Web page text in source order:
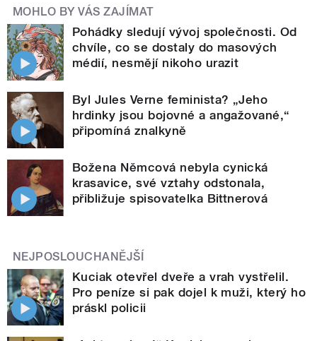
MOHLO BY VÁS ZAJÍMAT
Pohádky sledují vývoj společnosti. Od
chvíle, co se dostaly do masových
médií, nesmějí nikoho urazit
Byl Jules Verne feminista? „Jeho
hrdinky jsou bojovné a angažované,“
připomíná znalkyně
Božena Němcová nebyla cynická
krasavice, své vztahy odstonala,
přibližuje spisovatelka Bittnerová
NEJPOSLOUCHANĚJŠÍ
Kuciak otevřel dveře a vrah vystřelil.
Pro peníze si pak dojel k muži, který ho
práskl policii